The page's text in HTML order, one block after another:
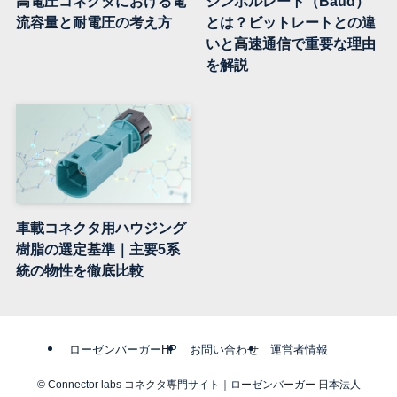
流容量と耐電圧の考え方
とは？ビットレートとの違
いと高速通信で重要な理由
を解説
車載コネクタ用ハウジング
樹脂の選定基準｜主要5系
統の物性を徹底比較
ローゼンバーガーHP お問い合わせ 運営者情報
©Connector labs コネクタ専門サイト｜ローゼンバーガー 日本法人